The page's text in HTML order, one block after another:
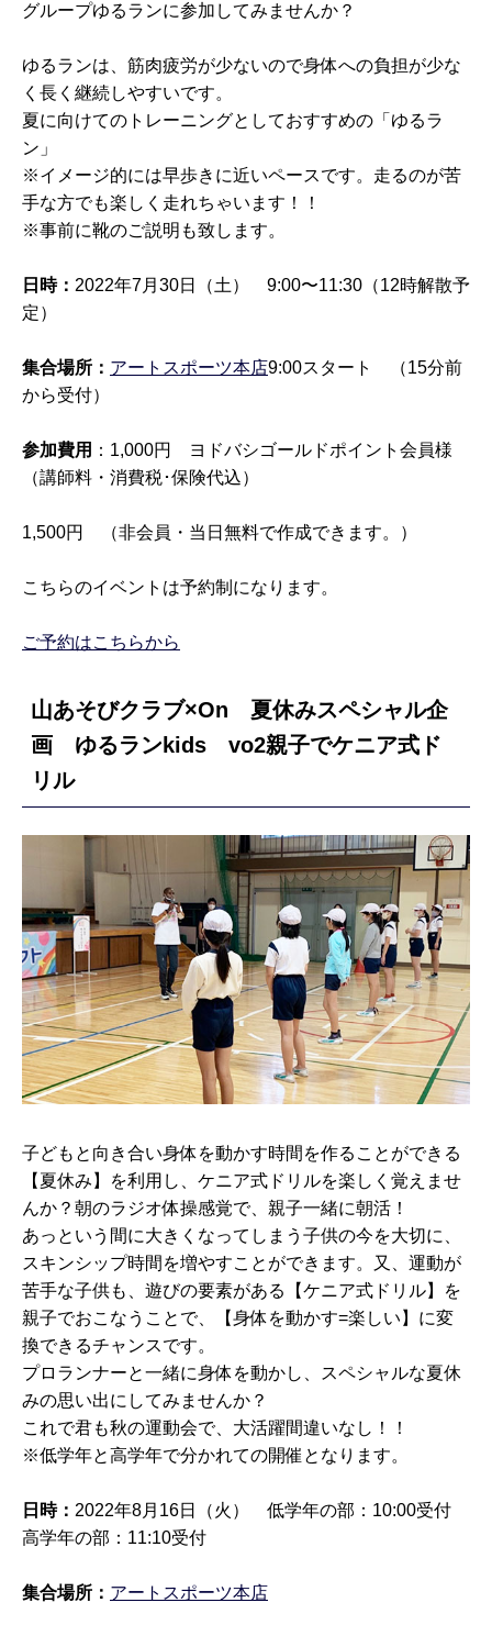
グループゆるランに参加してみませんか？
ゆるランは、筋肉疲労が少ないので身体への負担が少な
く長く継続しやすいです。
夏に向けてのトレーニングとしておすすめの「ゆるラ
ン」
※イメージ的には早歩きに近いペースです。走るのが苦
手な方でも楽しく走れちゃいます！！
※事前に靴のご説明も致します。
日時： 2022年7月30日（土） 9:00〜11:30（12時解散予
定）
集合場所： アートスポーツ本店9:00スタート （15分前
から受付）
参加費用 ：1,000円 ヨドバシゴールドポイント会員様
（講師料・消費税･保険代込）
1,500円 （非会員・当日無料で作成できます。）
こちらのイベントは予約制になります。
ご予約はこちらから
山あそびクラブ×On 夏休みスペシャル企
画 ゆるランkids vo2親子でケニア式ド
リル
子どもと向き合い身体を動かす時間を作ることができる
【夏休み】を利用し、ケニア式ドリルを楽しく覚えませ
んか？朝のラジオ体操感覚で、親子一緒に朝活！
あっという間に大きくなってしまう子供の今を大切に、
スキンシップ時間を増やすことができます。又、運動が
苦手な子供も、遊びの要素がある【ケニア式ドリル】を
親子でおこなうことで、【身体を動かす=楽しい】に変
換できるチャンスです。
プロランナーと一緒に身体を動かし、スペシャルな夏休
みの思い出にしてみませんか？
これで君も秋の運動会で、大活躍間違いなし！！
※低学年と高学年で分かれての開催となります。
日時： 2022年8月16日（火） 低学年の部：10:00受付
高学年の部：11:10受付
集合場所： アートスポーツ本店